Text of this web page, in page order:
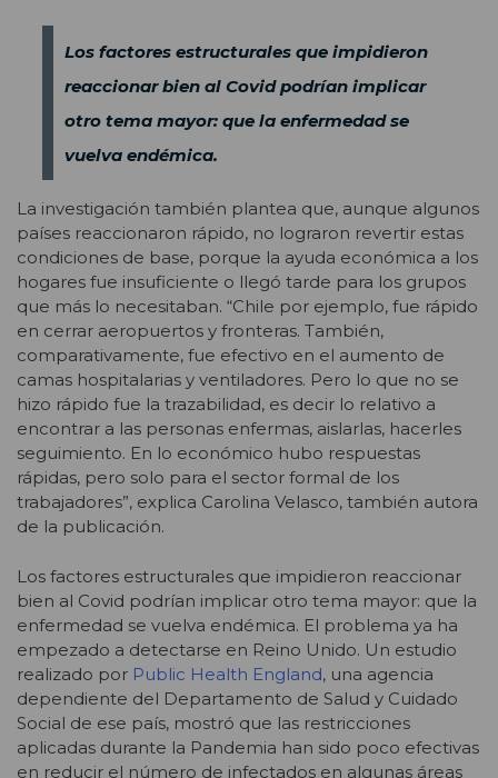
Los factores estructurales que impidieron
reaccionar bien al Covid podrían implicar
otro tema mayor: que la enfermedad se
vuelva endémica.
La investigación también plantea que, aunque algunos
países reaccionaron rápido, no lograron revertir estas
condiciones de base, porque la ayuda económica a los
hogares fue insuficiente o llegó tarde para los grupos
que más lo necesitaban. “Chile por ejemplo, fue rápido
en cerrar aeropuertos y fronteras. También,
comparativamente, fue efectivo en el aumento de
camas hospitalarias y ventiladores. Pero lo que no se
hizo rápido fue la trazabilidad, es decir lo relativo a
encontrar a las personas enfermas, aislarlas, hacerles
seguimiento. En lo económico hubo respuestas
rápidas, pero solo para el sector formal de los
trabajadores”, explica Carolina Velasco, también autora
de la publicación.
Los factores estructurales que impidieron reaccionar
bien al Covid podrían implicar otro tema mayor: que la
enfermedad se vuelva endémica. El problema ya ha
empezado a detectarse en Reino Unido. Un estudio
realizado por Public Health England, una agencia
dependiente del Departamento de Salud y Cuidado
Social de ese país, mostró que las restricciones
aplicadas durante la Pandemia han sido poco efectivas
en reducir el número de infectados en algunas áreas